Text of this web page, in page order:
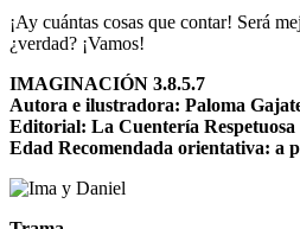
¡Ay cuántas cosas que contar! Será
¿verdad? ¡Vamos!
IMAGINACIÓN 3.8.5.7
Autora e ilustradora: Paloma
Editorial: La Cuentería Respetuosa
Edad Recomendada orientativa: a